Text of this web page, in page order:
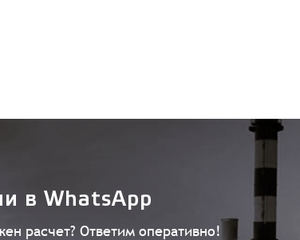
в WhatsApp
расчет? Ответим оперативно!